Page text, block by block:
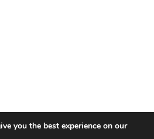
you the best experience on our